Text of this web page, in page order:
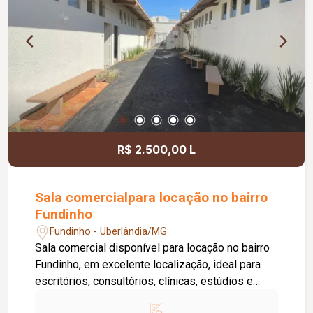
segurança.
R$ 2.500,00 L
Sala comercialpara locação no bairro
Fundinho
Fundinho - Uberlândia/MG
Sala comercial disponível para locação no bairro
Fundinho, em excelente localização, ideal para
escritórios, consultórios, clínicas, estúdios e